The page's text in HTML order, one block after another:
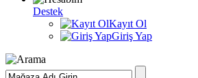
Destek
Kayıt Ol
Giriş Yap